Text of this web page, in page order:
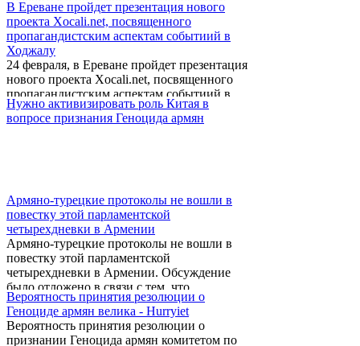
определенным целям.
президента Нагорно-Карабахской
Республики Бако Саакяна по случаю Дня
защитника отечества.
В Ереване пройдет презентация нового
проекта Xocali.net, посвященного
пропагандистским аспектам событиий в
Ходжалу
24 февраля, в Ереване пройдет презентация
нового проекта Xocali.net, посвященного
пропагандистским аспектам событиий в
Ходжалу.
Нужно активизировать роль Китая в
вопросе признания Геноцида армян
Армяно-турецкие протоколы не вошли в
повестку этой парламентской
четырехдневки в Армении
Армяно-турецкие протоколы не вошли в
повестку этой парламентской
четырехдневки в Армении. Обсуждение
было отложено в связи с тем, что
постоянная комиссия по внешним
отношениям еще не представила
положительного заключения по
Вероятность принятия резолюции о
Геноциде армян велика - Hurryiet
Вероятность принятия резолюции о
признании Геноцида армян комитетом по